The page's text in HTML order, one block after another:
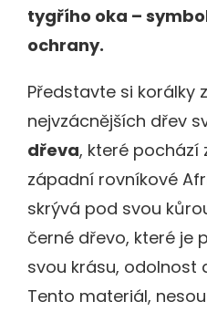
tygřího oka –
ochrany.
Představte si korálky
nejvzácnějších dřev
dřeva, které pochází
západní rovníkové
skrývá pod svou
černé dřevo, které je
svou krásu, odolnost
Tento materiál,